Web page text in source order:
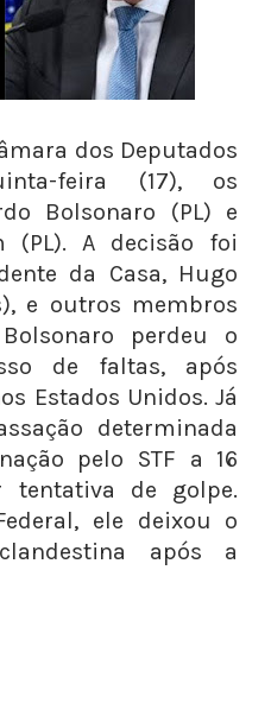
dos Deputados
feira (17), os
Bolsonaro (PL) e
(PL). A decisão foi
da Casa, Hugo
e outros membros
perdeu o
de faltas, após
Estados Unidos. Já
determinada
pelo STF a 16
tentativa de golpe.
ele deixou o
após a